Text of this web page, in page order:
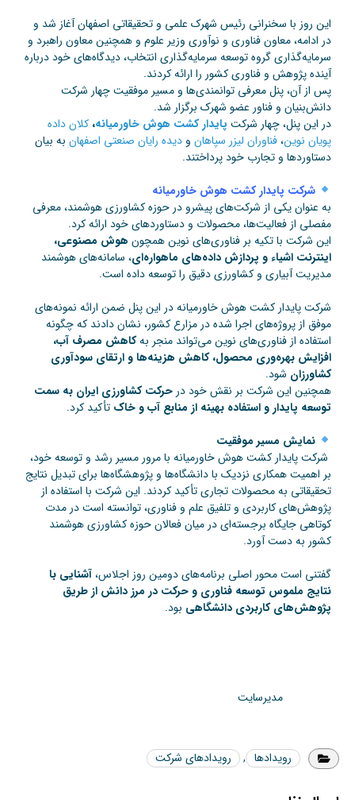
این روز با سخنرانی رئیس شهرک علمی و تحقیقاتی اصفهان آغاز شد و
در ادامه، معاون فناوری و نوآوری وزیر علوم و همچنین معاون راهبرد و
سرمایه‌گذاری گروه توسعه سرمایه‌گذاری انتخاب، دیدگاه‌های خود درباره
آینده پژوهش و فناوری کشور را ارائه کردند.
پس از آن، پنل معرفی توانمندی‌ها و مسیر موفقیت چهار شرکت
دانش‌بنیان و فناور عضو شهرک برگزار شد.
در این پنل، چهار شرکت پایدار کشت هوش خاورمیانه، کلان داده
پویان نوین،فناوران لیزر سپاهان و دیده رایان صنعتی اصفهان به بیان
دستاوردها و تجارب خود پرداختند.
شرکت پایدار کشت هوش خاورمیانه
به عنوان یکی از شرکت‌های پیشرو در حوزه کشاورزی هوشمند، معرفی
مفصلی از فعالیت‌ها، محصولات و دستاوردهای خود ارائه کرد.
این شرکت با تکیه بر فناوری‌های نوین همچون هوش مصنوعی،
اینترنت اشیاء و پردازش داده‌های ماهواره‌ای، سامانه‌های هوشمند
مدیریت آبیاری و کشاورزی دقیق را توسعه داده است.
شرکت پایدار کشت هوش خاورمیانه در این پنل ضمن ارائه نمونه‌های
موفق از پروژه‌های اجرا شده در مزارع کشور، نشان دادند که چگونه
استفاده از فناوری‌های نوین می‌تواند منجر بهکاهش مصرف آب،
افزایش بهره‌وری محصول، کاهش هزینه‌ها و ارتقای سودآوری
کشاورزان شود.
همچنین این شرکت بر نقش خود در حرکت کشاورزی ایران به سمت
توسعه پایدار و استفاده بهینه از منابع آب و خاک تأکید کرد.
نمایش مسیر موفقیت
شرکت پایدار کشت هوش خاورمیانه با مرور مسیر رشد و توسعه خود،
بر اهمیت همکاری نزدیک با دانشگاه‌ها و پژوهشگاه‌ها برای تبدیل نتایج
تحقیقاتی به محصولات تجاری تأکید کردند. این شرکت با استفاده از
پژوهش‌های کاربردی و تلفیق علم و فناوری، توانسته است در مدت
کوتاهی جایگاه برجسته‌ای در میان فعالان حوزه کشاورزی هوشمند
کشور به دست آورد.
گفتنی است محور اصلی برنامه‌های دومین روز اجلاس،آشنایی با
نتایج ملموس توسعه فناوری و حرکت در مرز دانش از طریق
پژوهش‌های کاربردی دانشگاهی بود.
مدیرسایت
رویدادها , رویدادهای شرکت